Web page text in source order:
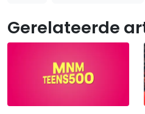
Gerelateerde